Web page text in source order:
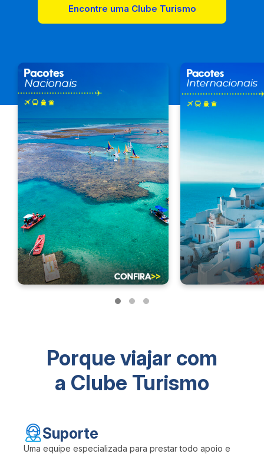
Encontre uma Clube Turismo
Porque viajar com
a Clube Turismo
Suporte
Uma equipe especializada para prestar todo apoio e